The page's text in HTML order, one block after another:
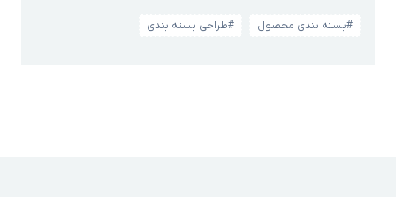
#بسته بندی محصول #طراحی بسته بندی